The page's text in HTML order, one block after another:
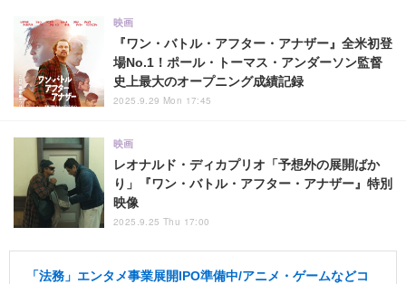
『ワン・バトル・アフター・アナザー』全米初登
場No.1！ポール・トーマス・アンダーソン監督
史上最大のオープニング成績記録
映画
2025.9.29 Mon 17:45
レオナルド・ディカプリオ「予想外の展開ばか
り」『ワン・バトル・アフター・アナザー』特別
映像
映画
2025.9.25 Thu 17:00
「法務」エンタメ事業展開IPO準備中/アニメ・ゲームなどコ